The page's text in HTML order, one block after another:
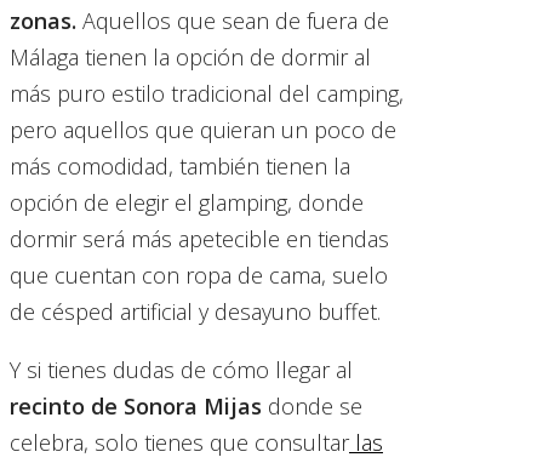
zonas. Aquellos que sean de fuera de
Málaga tienen la opción de dormir al
más puro estilo tradicional del camping,
pero aquellos que quieran un poco de
más comodidad, también tienen la
opción de elegir el glamping, donde
dormir será más apetecible en tiendas
que cuentan con ropa de cama, suelo
de césped artificial y desayuno buffet.
Y si tienes dudas de cómo llegar al
recinto de Sonora Mijas donde se
celebra, solo tienes que consultarlas